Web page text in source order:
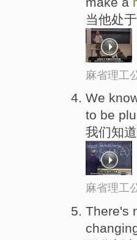
当他处
麻省理工
We
to be
我们知
麻省理工
There's